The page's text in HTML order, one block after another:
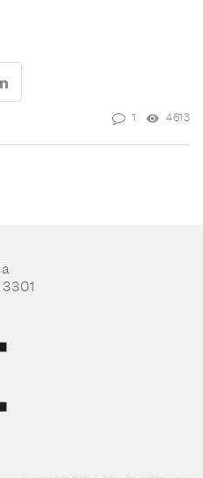
1 4613